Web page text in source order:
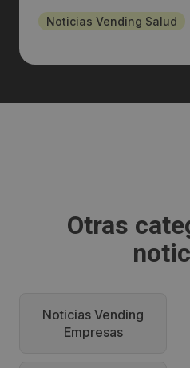
Noticias Vending Salud
Otras
Noticias Vending
Empresas